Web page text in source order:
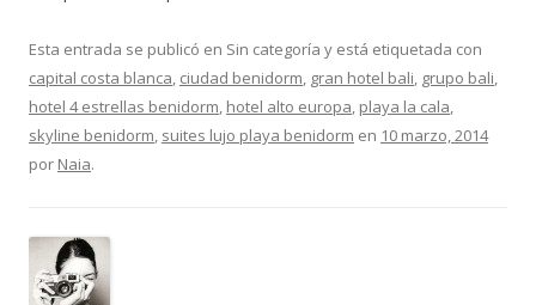
Esta entrada se publicó en Sin categoría y está etiquetada con
capital costa blanca, ciudad benidorm, gran hotel bali, grupo bali,
hotel 4 estrellas benidorm, hotel alto europa, playa la cala,
skyline benidorm, suites lujo playa benidorm en 10 marzo, 2014
por Naia.